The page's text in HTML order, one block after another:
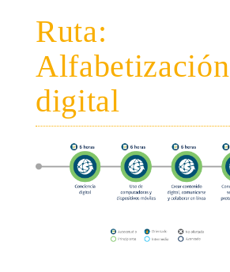
Ruta:
Alfabetización
digital